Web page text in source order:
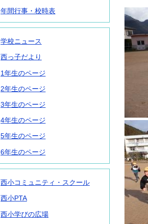
年間行事・校時表
学校ニュース
西っ子だより
1年生のページ
2年生のページ
3年生のページ
4年生のページ
5年生のページ
6年生のページ
西小コミュニティ・スクール
西小PTA
西小学びの広場